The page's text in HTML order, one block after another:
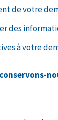
de votre
des
à votre